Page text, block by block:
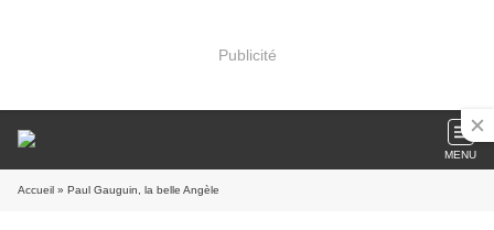
Publicité
MENU
Accueil » Paul Gauguin, la belle Angèle